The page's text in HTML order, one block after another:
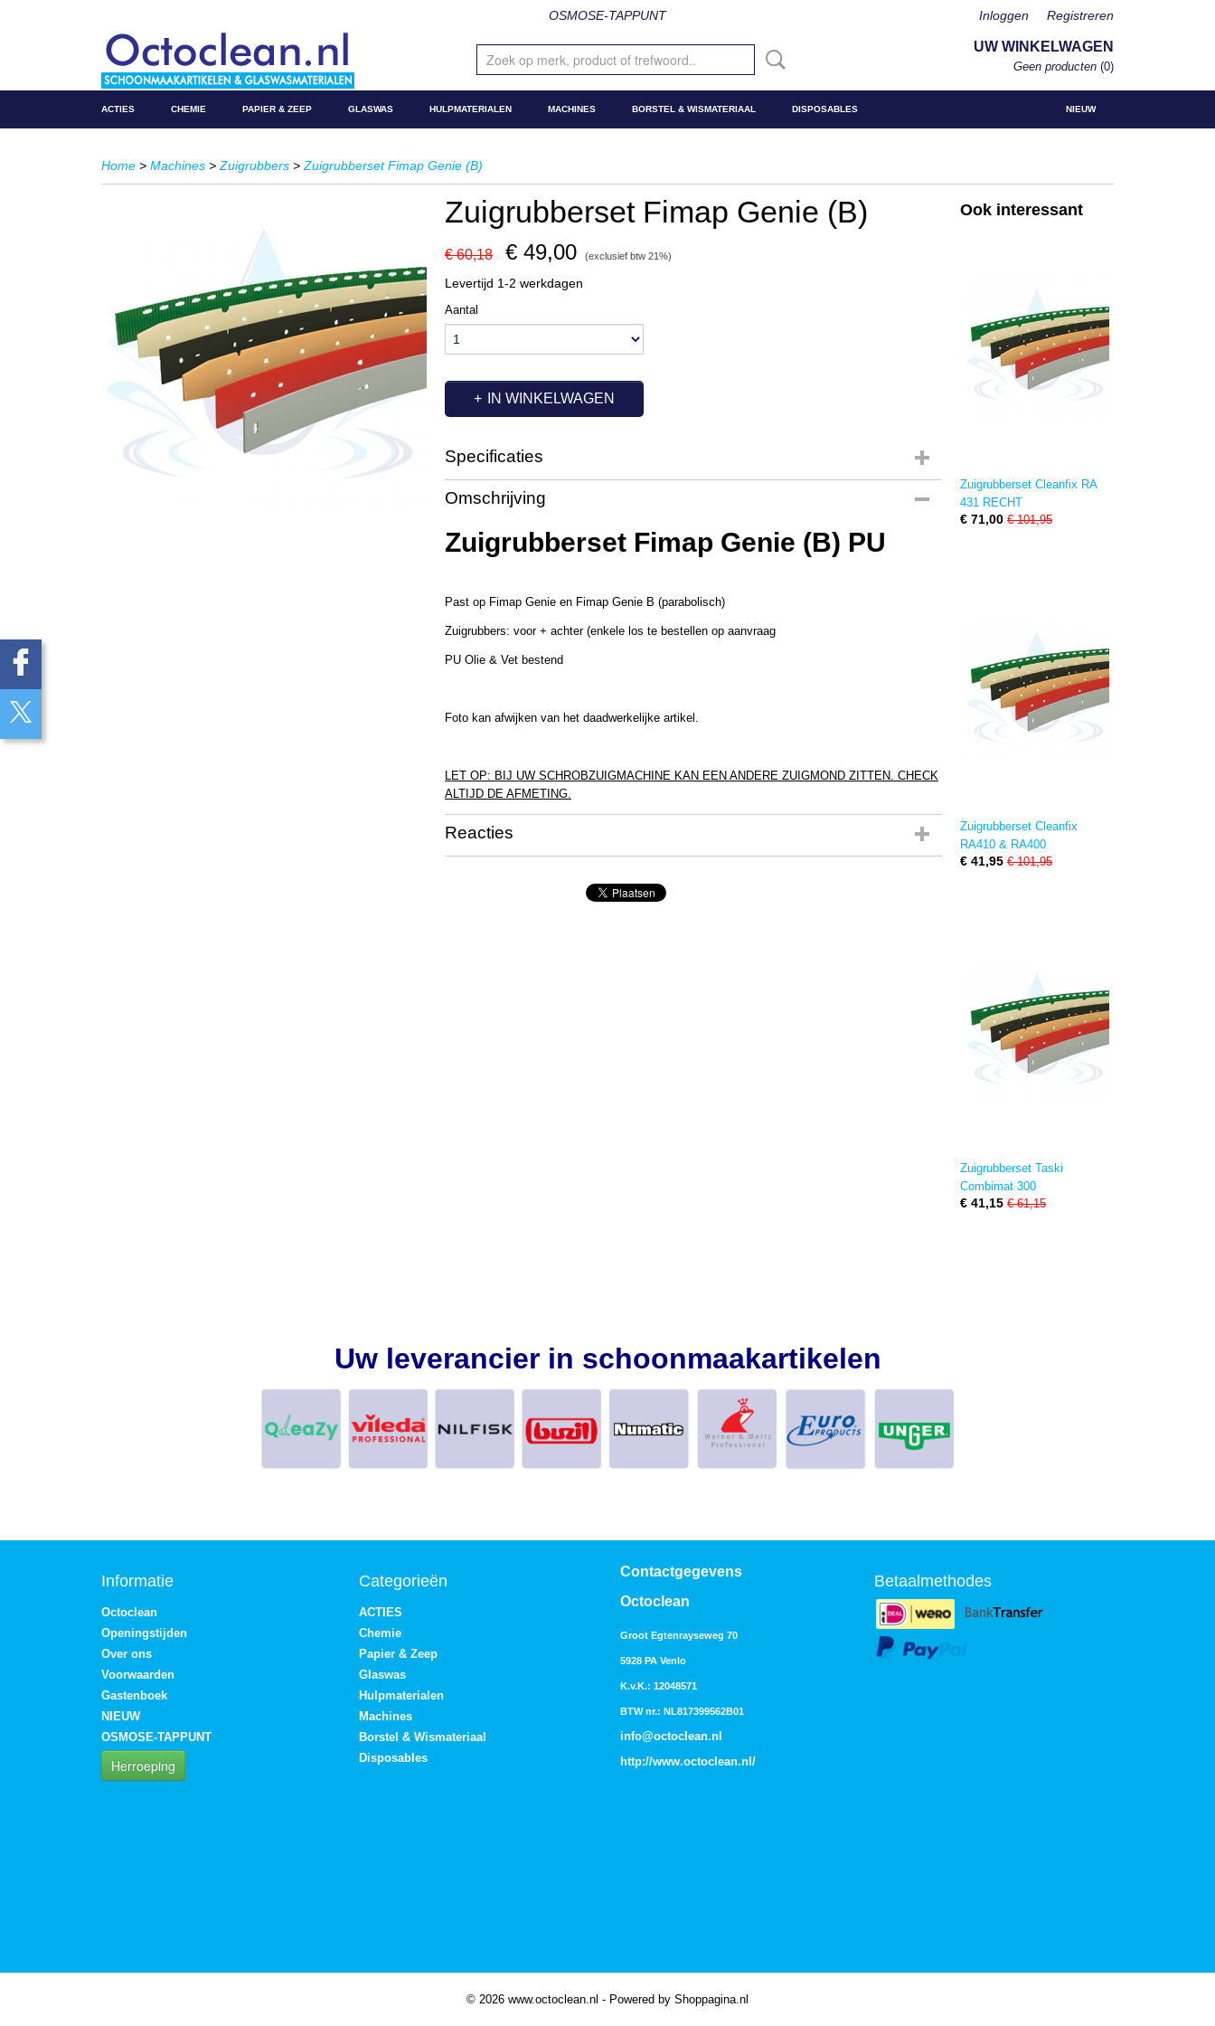
OSMOSE-TAPPUNT Inloggen Registreren
UW WINKELWAGEN
Geen producten (0)
NIEUW
ACTIES CHEMIE PAPIER & ZEEP GLASWAS HULPMATERIALEN MACHINES BORSTEL & WISMATERIAAL DISPOSABLES
Home > Machines > Zuigrubbers > Zuigrubberset Fimap Genie (B)
Zuigrubberset Fimap Genie (B)
€ 60,18 € 49,00 (exclusief btw 21%)
Levertijd 1-2 werkdagen
Aantal
IN WINKELWAGEN
Specificaties
Productcode
Omschrijving
Zuigrubberset Fimap Genie (B) PU
Past op Fimap Genie en Fimap Genie B (parabolisch)
Zuigrubbers: voor + achter (enkele los te bestellen op aanvraag
PU Olie & Vet bestend
Foto kan afwijken van het daadwerkelijke artikel.
LET OP: BIJ UW SCHROBZUIGMACHINE KAN EEN ANDERE ZUIGMOND ZITTEN. CHECK
ALTIJD DE AFMETING.
Reacties
Ook interessant
Zuigrubberset Cleanfix RA
431 RECHT
€ 71,00 € 101,95
Zuigrubberset Cleanfix
RA410 & RA400
€ 41,95 € 101,95
Zuigrubberset Taski
Combimat 300
€ 41,15 € 61,15
Uw leverancier in schoonmaakartikelen
Informatie
Octoclean
Openingstijden
Over ons
Voorwaarden
Gastenboek
NIEUW
OSMOSE-TAPPUNT
Herroeping
Categorieën
ACTIES
Chemie
Papier & Zeep
Glaswas
Hulpmaterialen
Machines
Borstel & Wismateriaal
Disposables
Contactgegevens
Octoclean
Groot Egtenrayseweg 70
5928 PA Venlo
K.v.K.: 12048571
BTW nr.: NL817399562B01
info@octoclean.nl
http://www.octoclean.nl /
Betaalmethodes
© 2026 www.octoclean.nl - Powered by Shoppagina.nl